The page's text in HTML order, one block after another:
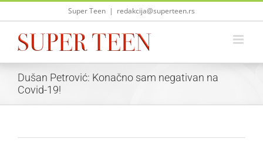
Skip
Super Teen | redakcija@superteen.rs
Dušan Petrović: Konačno sam negativan na
Covid-19!